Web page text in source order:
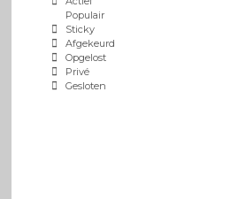
Populair
Sticky
Afgekeurd
Opgelost
Privé
Gesloten